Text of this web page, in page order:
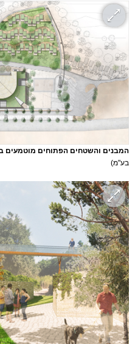
המבנים והשטחים הפתוחים מוטמעים
בע"מ)